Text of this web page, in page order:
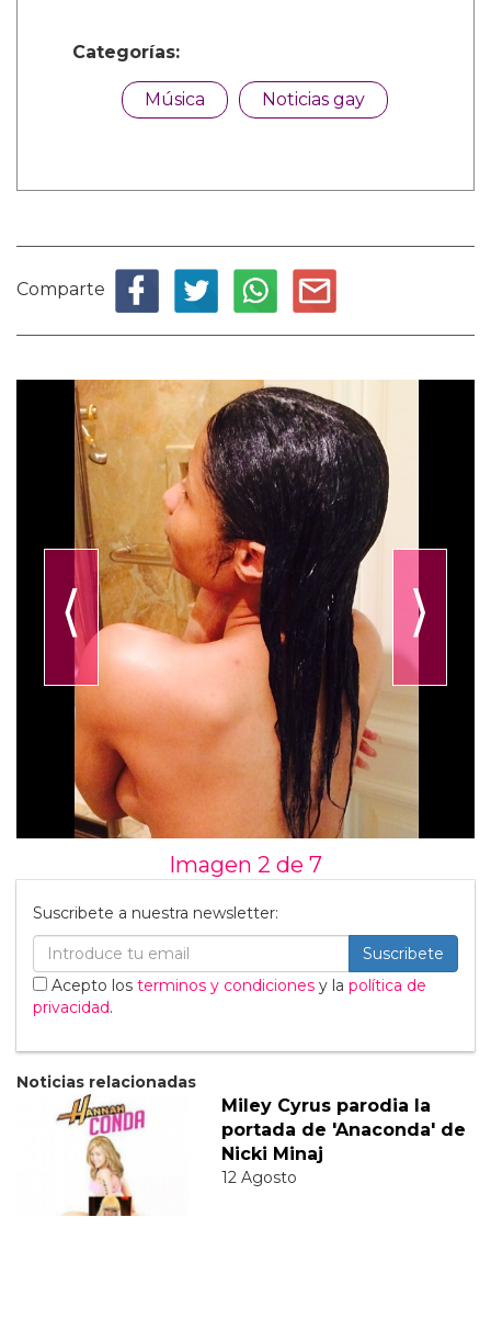
Categorías:
Música Noticias gay
Comparte
⟨ ⟩
Imagen 2 de 7
Suscribete a nuestra newsletter:
Suscribete
Acepto los terminos y condiciones y la política de
privacidad.
Noticias relacionadas
Miley Cyrus parodia la
portada de 'Anaconda' de
Nicki Minaj
12 Agosto